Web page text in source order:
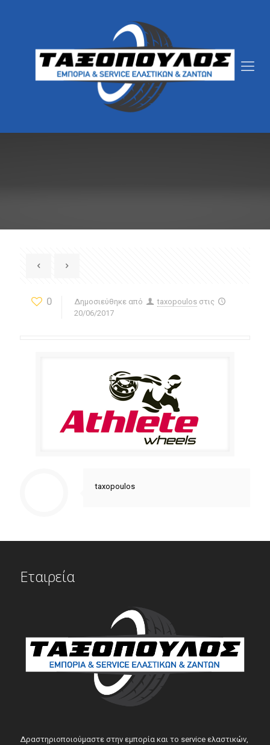
0 Δημοσιεύθηκε από taxopoulos στις
20/06/2017
taxopoulos
Εταιρεία
Δραστηριοποιούμαστε στην εμπορία και το service ελαστικών,